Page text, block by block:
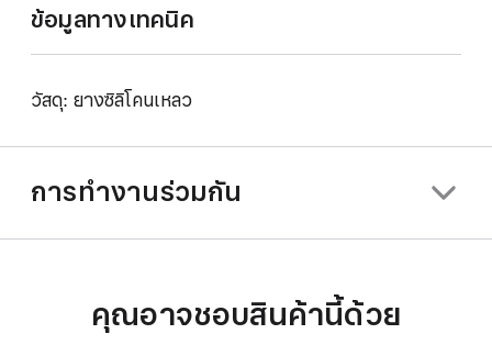
ข้อมูลทางเทคนิค
วัสดุ: ยางซิลิโคนเหลว
การทำงานร่วมกัน
คุณอาจชอบสินค้านี้ด้วย